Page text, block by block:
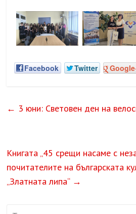
Facebook Twitter
← 3 юни: Световен ден на
Книгата „45 срещи насаме с
почитателите на българската
„Златната липа“ →